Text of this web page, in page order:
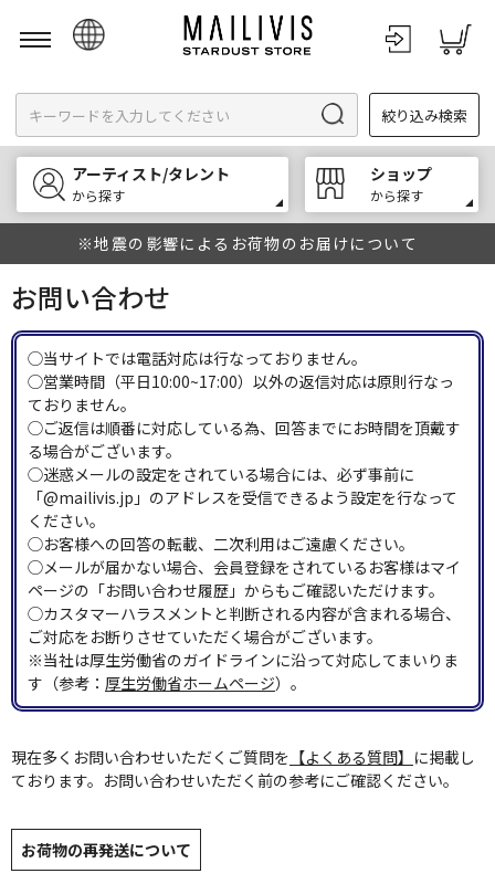
English
한국어
中文
絞り込み検索
アーティスト/タレント
から探す
ショップ
から探す
※地震の影響によるお荷物のお届けについて
お問い合わせ
◯当サイトでは電話対応は行なっておりません。
◯営業時間（平日10:00~17:00）以外の返信対応は原則行なっ
ておりません。
◯ご返信は順番に対応している為、回答までにお時間を頂戴す
る場合がございます。
◯迷惑メールの設定をされている場合には、必ず事前に
「@mailivis.jp」のアドレスを受信できるよう設定を行なって
ください。
◯お客様への回答の転載、二次利用はご遠慮ください。
◯メールが届かない場合、会員登録をされているお客様はマイ
ページの「お問い合わせ履歴」からもご確認いただけます。
◯カスタマーハラスメントと判断される内容が含まれる場合、
ご対応をお断りさせていただく場合がございます。
※当社は厚生労働省のガイドラインに沿って対応してまいりま
す（参考： 厚生労働省ホームページ）。
現在多くお問い合わせいただくご質問を 【よくある質問】 に掲載し
ております。お問い合わせいただく前の参考にご確認ください。
お荷物の再発送について